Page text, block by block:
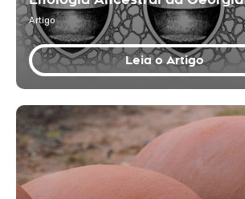
Artigo
Leia o Artigo